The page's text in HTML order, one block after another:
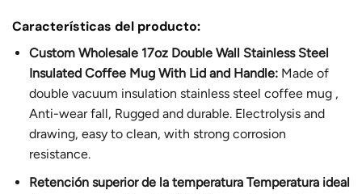
Características del producto:
Custom Wholesale 17oz Double Wall Stainless Steel
Insulated Coffee Mug With Lid and Handle:Made of
double vacuum insulation stainless steel coffee mug ,
Anti-wear fall, Rugged and durable. Electrolysis and
drawing, easy to clean, with strong corrosion
resistance.
Retención superior de la temperatura Temperatura ideal